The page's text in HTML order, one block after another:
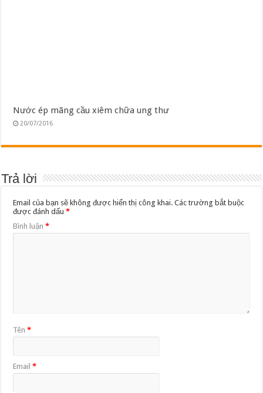
Nước ép mãng cầu xiêm chữa ung thư
20/07/2016
Trả lời
Email của bạn sẽ không được hiển thị công khai. Các trường bắt buộc
được đánh dấu*
Bình luận*
Tên*
Email*